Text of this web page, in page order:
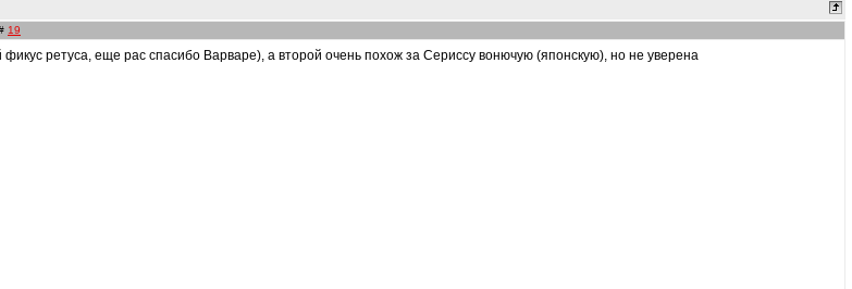
19
ретуса, еще рас спасибо Варваре), а второй очень похож за Сериссу вонючую (японскую), но не уверена